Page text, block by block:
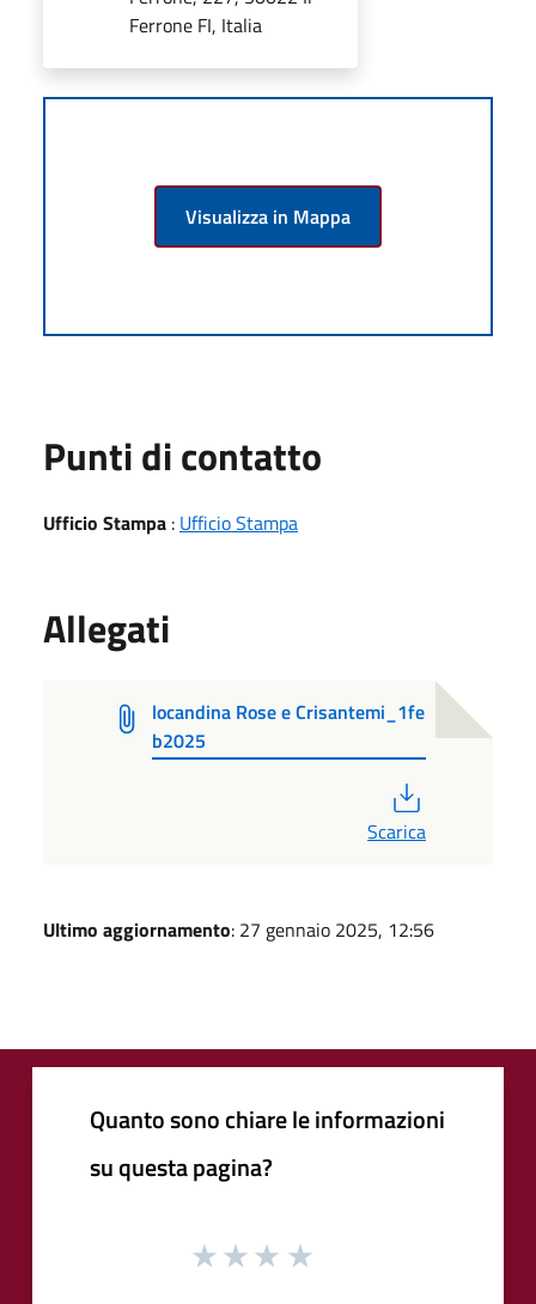
Ferrone FI, Italia
Visualizza in Mappa
Punti di contatto
Ufficio Stampa : Ufficio Stampa
Allegati
locandina Rose e Crisantemi_1fe
b2025
Scarica
Ultimo aggiornamento: 27 gennaio 2025, 12:56
Quanto sono chiare le informazioni
su questa pagina?